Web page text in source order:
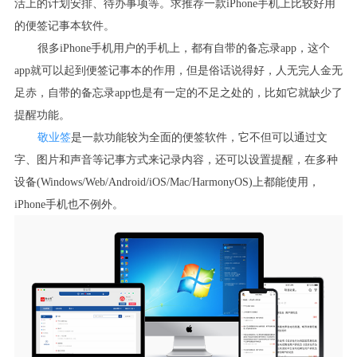
活上的计划安排、待办事项等。求推荐一款iPhone手机上比较好用
的便签记事本软件。
很多iPhone手机用户的手机上，都有自带的备忘录app，这个
app就可以起到便签记事本的作用，但是俗话说得好，人无完人金无
足赤，自带的备忘录app也是有一定的不足之处的，比如它就缺少了
提醒功能。
敬业签是一款功能较为全面的便签软件，它不但可以通过文
字、图片和声音等记事方式来记录内容，还可以设置提醒，在多种
设备(Windows/Web/Android/iOS/Mac/HarmonyOS)上都能使用，
iPhone手机也不例外。